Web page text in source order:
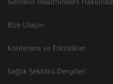
Bize Ulaşın
Konferans ve Etkinlikler
Sağlık Sektörü Dergileri